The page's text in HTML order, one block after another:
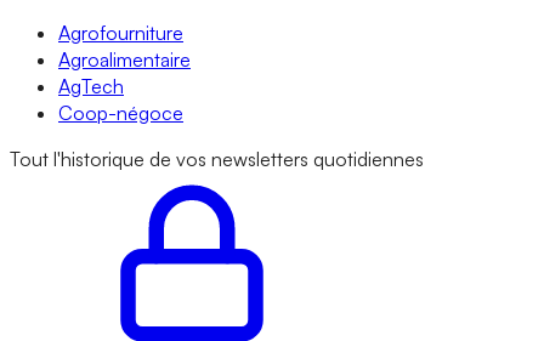
Agrofourniture
Agroalimentaire
AgTech
Coop-négoce
Tout l'historique de vos newsletters quotidiennes